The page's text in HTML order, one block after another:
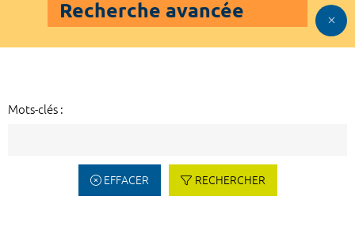
Recherche avancée
Mots-clés :
EFFACER RECHERCHER